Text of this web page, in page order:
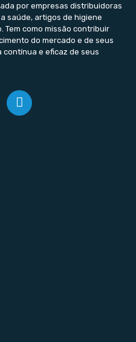
por empresas distribuidoras
saúde, artigos de higiene
Tem como missão contribuir
do mercado e de seus
contínua e eficaz de seus